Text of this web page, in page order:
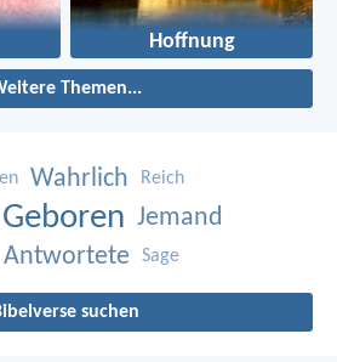
Hoffnung
Themen...
Wahrlich Reich
Geboren Jemand
Antwortete Sage
suchen